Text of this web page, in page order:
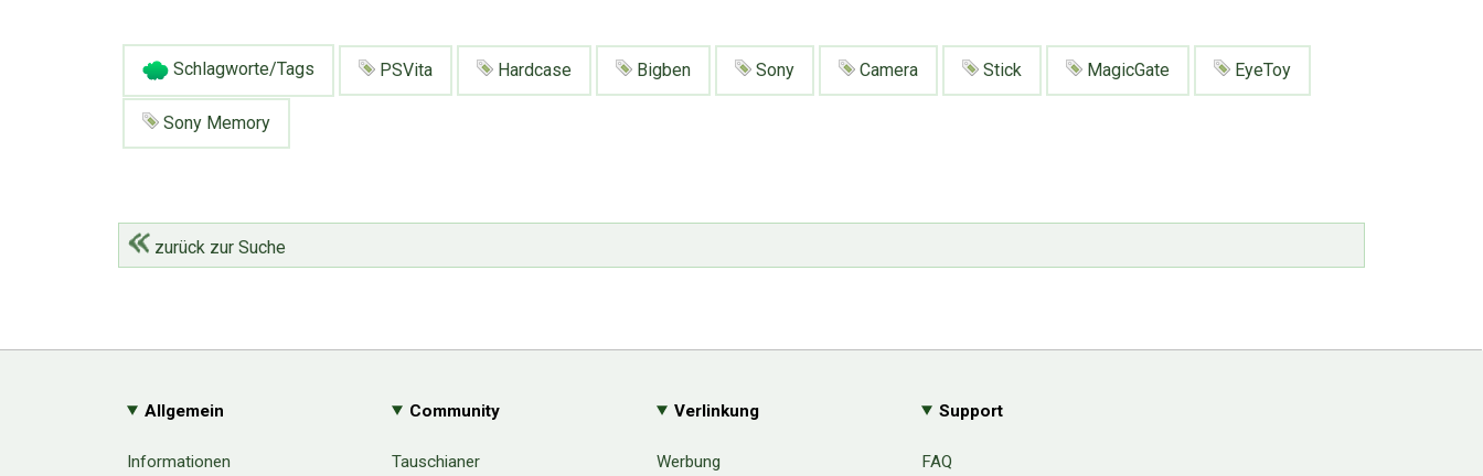
Schlagworte/Tags PSVita Hardcase Bigben Sony Camera Stick MagicGate EyeToy
Sony Memory
zurück zur Suche
Allgemein
Informationen
Community
Tauschianer
Verlinkung
Werbung
Support
FAQ